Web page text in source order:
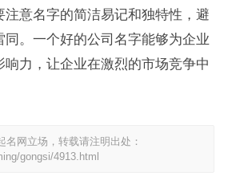
注意名字的简洁易记和独特性，避
同。一个好的公司名字能够为企业
力，让企业在激烈的市场竞争中
网立场，转载请注明出处：
gongsi/4913.html